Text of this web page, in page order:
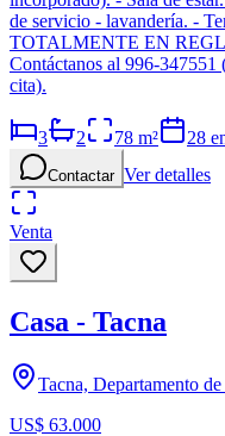
de servicio - lavandería. -
TOTALMENTE EN
Contáctanos al 996-347551
cita).
3 2 78 m² 28
Contactar Ver detalles
Venta
Casa - Tacna
Tacna, Departamento de
US$ 63.000